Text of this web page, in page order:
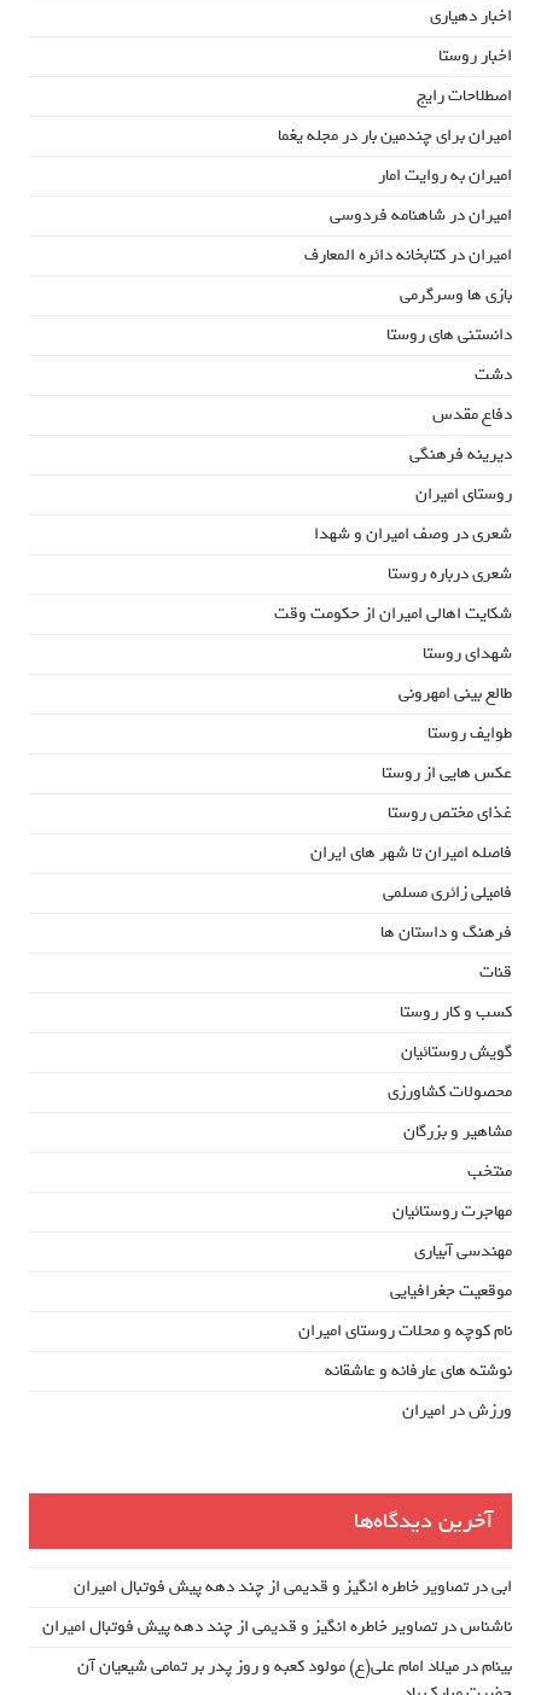
اخبار دهیاری
اخبار روستا
اصطلاحات رایج
امیران برای چندمین بار در مجله یغما
امیران به روایت امار
امیران در شاهنامه فردوسی
امیران در کتابخانه دائره المعارف
بازی ها وسرگرمی
دانستنی های روستا
دشت
دفاع مقدس
دیرینه فرهنگی
روستای امیران
شعری در وصف امیران و شهدا
شعری درباره روستا
شکایت اهالی امیران از حکومت وقت
شهدای روستا
طالع بینی امهرونی
طوایف روستا
عکس هایی از روستا
غذای مختص روستا
فاصله امیران تا شهر های ایران
فامیلی زائری مسلمی
فرهنگ و داستان ها
قنات
کسب و کار روستا
گویش روستائیان
محصولات کشاورزی
مشاهیر و بزرگان
منتخب
مهاجرت روستائیان
مهندسی آبیاری
موقعیت جغرافیایی
نام کوچه و محلات روستای امیران
نوشته های عارفانه و عاشقانه
ورزش در امیران
آخرین دیدگاه‌ها
ابیدرتصاویر خاطره انگیز و قدیمی از چند دهه پیش فوتبال امیران
ناشناسدرتصاویر خاطره انگیز و قدیمی از چند دهه پیش فوتبال امیران
بینامدرمیلاد امام علی(ع) مولود کعبه و روز پدر بر تمامی شیعیان آن